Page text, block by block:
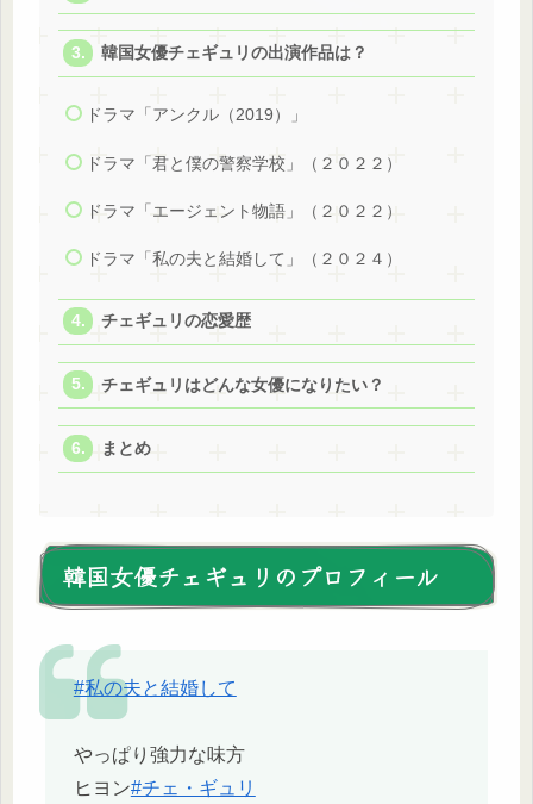
韓国女優チェギュリの出演作品は？
ドラマ「アンクル（2019）」
ドラマ「君と僕の警察学校」（２０２２）
ドラマ「エージェント物語」（２０２２）
ドラマ「私の夫と結婚して」（２０２４）
チェギュリの恋愛歴
チェギュリはどんな女優になりたい？
まとめ
韓国女優チェギュリのプロフィール
#私の夫と結婚して
やっぱり強力な味方
ヒヨン#チェ・ギュリ